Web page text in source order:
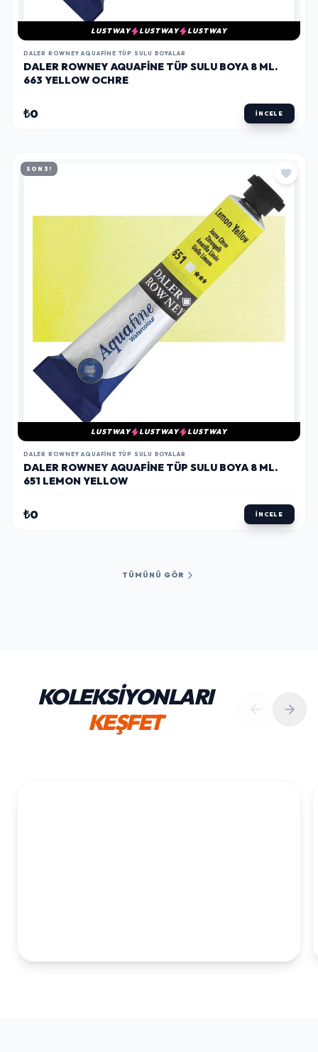
LUSTWAY LUSTWAY LUSTWAY
DALER ROWNEY AQUAFINE TÜP SULU BOYALAR
DALER ROWNEY AQUAFINE TÜP SULU BOYA 8 ML.
663 YELLOW OCHRE
₺0 İNCELE
SON 3!
LUSTWAY LUSTWAY LUSTWAY
DALER ROWNEY AQUAFINE TÜP SULU BOYALAR
DALER ROWNEY AQUAFINE TÜP SULU BOYA 8 ML.
651 LEMON YELLOW
₺0 İNCELE
TÜMÜNÜ GÖR
KOLEKSİYONLARI
KEŞFET